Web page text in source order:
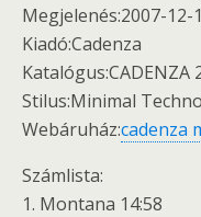
Megjelenés:2007-12-
Kiadó:Cadenza
Katalógus:CADENZA
Stilus:Minimal Techno
Webáruház:cadenza
Számlista:
1. Montana 14:58